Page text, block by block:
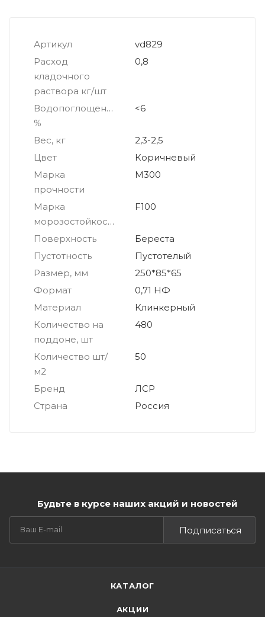
Артикул
vd829
Расход
кладочного
раствора кг/шт
0,8
Водопоглощение,
%
<6
Вес, кг
2,3-2,5
Цвет
Коричневый
Марка
прочности
М300
Марка
морозостойкости
F100
Поверхность
Береста
Пустотность
Пустотелый
Размер, мм
250*85*65
Формат
0,71 НФ
Материал
Клинкерный
Количество на
поддоне, шт
480
Количество шт/
м2
50
Бренд
ЛСР
Страна
Россия
Будьте в курсе наших акций и новостей
Подписаться
КАТАЛОГ
АКЦИИ